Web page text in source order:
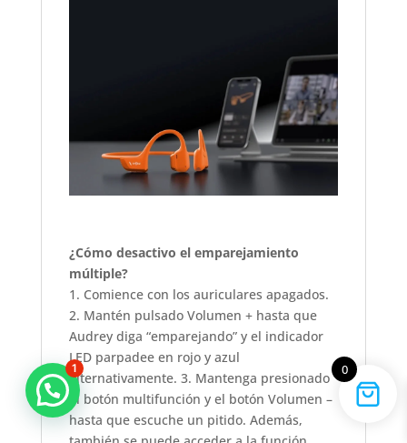
¿Cómo desactivo el emparejamiento
múltiple?
1. Comience con los auriculares apagados.
2. Mantén pulsado Volumen + hasta que
Audrey diga “emparejando” y el indicador
LED parpadee en rojo y azul
alternativamente. 3. Mantenga presionado
el botón multifunción y el botón Volumen –
hasta que escuche un pitido. Además,
0
1